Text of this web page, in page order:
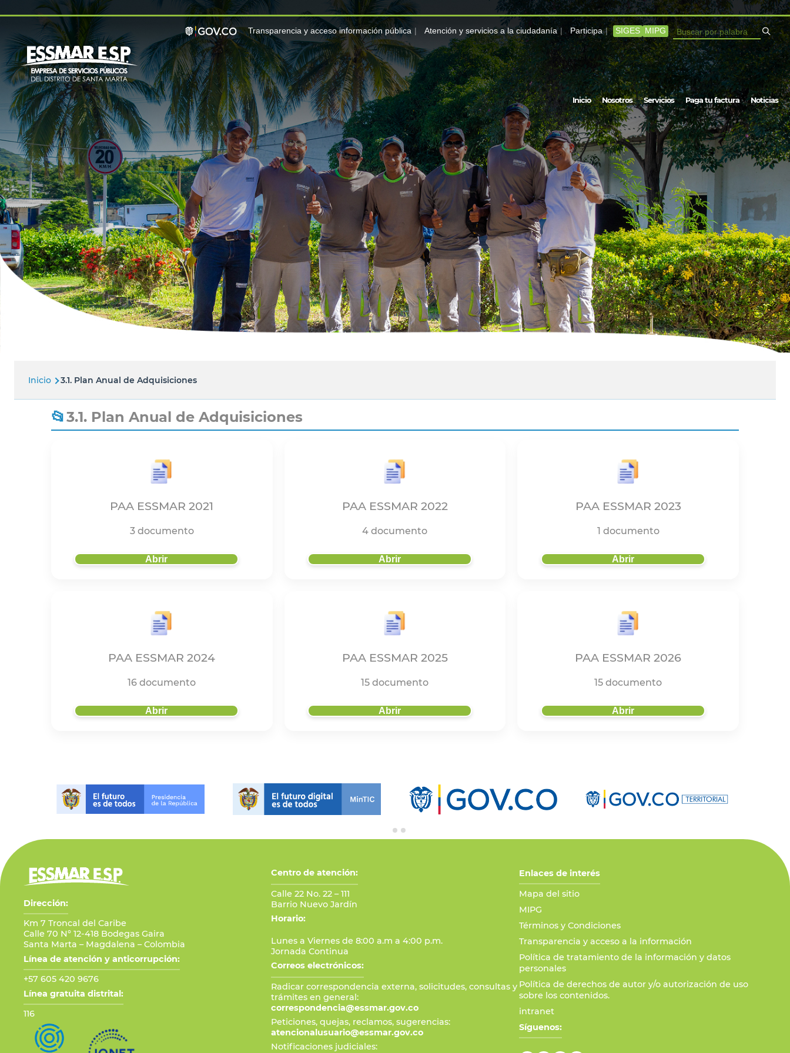
Pasar al contenido principal
Transparencia y acceso información pública Atención y servicios a la ciudadanía Participa SIGES MIPG
Buscar
Navegación
principal
Inicio Nosotros Servicios Paga tu factura Noticias
Ruta
de
navegación
Inicio 3.1. Plan Anual de Adquisiciones
3.1. Plan Anual de Adquisiciones
PAA ESSMAR 2021
3 documento
Abrir
PAA ESSMAR 2022
4 documento
Abrir
PAA ESSMAR 2023
1 documento
Abrir
PAA ESSMAR 2024
16 documento
Abrir
PAA ESSMAR 2025
15 documento
Abrir
PAA ESSMAR 2026
15 documento
Abrir
Dirección:
Km 7 Troncal del Caribe
Calle 70 N° 12-418 Bodegas Gaira
Santa Marta – Magdalena – Colombia
Línea de atención y anticorrupción:
+57 605 420 9676
Línea gratuita distrital:
116
Centro de atención:
Calle 22 No. 22 – 111
Barrio Nuevo Jardín
Horario:
Lunes a Viernes de 8:00 a.m a 4:00 p.m.
Jornada Continua
Correos electrónicos:
Radicar correspondencia externa, solicitudes, consultas y
trámites en general:
correspondencia@essmar.gov.co
Peticiones, quejas, reclamos, sugerencias:
atencionalusuario@essmar.gov.co
Notificaciones judiciales:
Enlaces de interés
Mapa del sitio
MIPG
Términos y Condiciones
Transparencia y acceso a la información
Política de tratamiento de la información y datos
personales
Política de derechos de autor y/o autorización de uso
sobre los contenidos.
intranet
Síguenos: